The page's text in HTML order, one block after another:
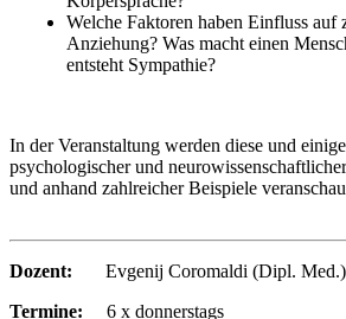
Welche Faktoren haben Einfluss auf
Anziehung? Was macht einen
entsteht Sympathie?
In der Veranstaltung werden diese und
psychologischer und
und anhand zahlreicher Beispiele
Dozent: Evgenij Coromaldi (Dipl. Med.)
Termine: 6 x donnerstags